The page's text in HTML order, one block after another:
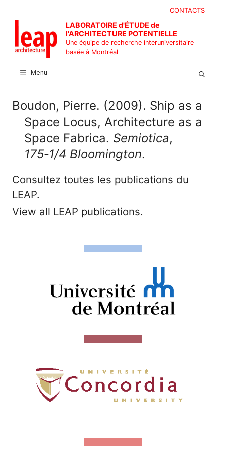
contenu
CONTACTS
LABORATOIRE d'ÉTUDE de
l'ARCHITECTURE POTENTIELLE
Une équipe de recherche interuniversitaire
basée à Montréal
Menu
Boudon, Pierre. (2009). Ship as a
Space Locus, Architecture as a
Space Fabrica. Semiotica,
175‑1/4 Bloomington.
Consultez toutes les publications du
LEAP.
View all LEAP publications.